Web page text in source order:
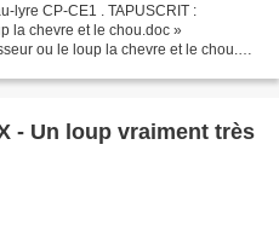
lyre CP-CE1 . TAPUSCRIT :
la chevre et le chou.doc »
ou le loup la chevre et le chou.pdf
- Un loup vraiment très